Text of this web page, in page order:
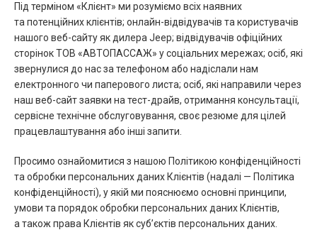
Під терміном «Клієнт» ми розуміємо всіх наявних
та потенційних клієнтів; онлайн-відвідувачів та користувачів
нашого веб-сайту як дилера Jeep; відвідувачів офіційних
сторінок ТОВ «АВТОПАССАЖ» у соціальних мережах; осіб, які
звернулися до нас за телефоном або надіслали нам
електронного чи паперового листа; осіб, які направили через
наш веб-сайт заявки на тест-драйв, отримання консультації,
сервісне технічне обслуговування, своє резюме для цілей
працевлаштування або інші запити.
Просимо ознайомитися з нашою Політикою конфіденційності
та обробки персональних даних Клієнтів (надалі — Політика
конфіденційності), у якій ми пояснюємо основні принципи,
умови та порядок обробки персональних даних Клієнтів,
а також права Клієнтів як суб’єктів персональних даних.